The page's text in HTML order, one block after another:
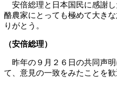
安倍総理と日本国民に感謝し
酪農家にとっても極めて大き
りがとう。
（安倍総理）
昨年の９月２６日の共同声明
て、意見の一致をみたことを歓